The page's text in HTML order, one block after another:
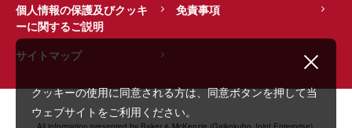
個人情報の保護及びクッキ
ーに関するご説明
免責事項
サイトマップ
クッキーの使用に同意される方は、同意ボタンを押して当
ウェブサイトをご利用ください。